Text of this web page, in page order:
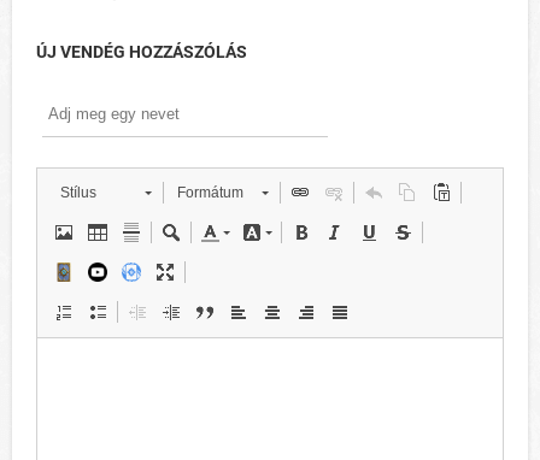
ÚJ VENDÉG HOZZÁSZÓLÁS
Stílus Formátum